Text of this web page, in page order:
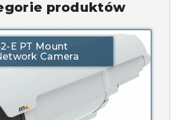
produktów
E PT Mount
Camera